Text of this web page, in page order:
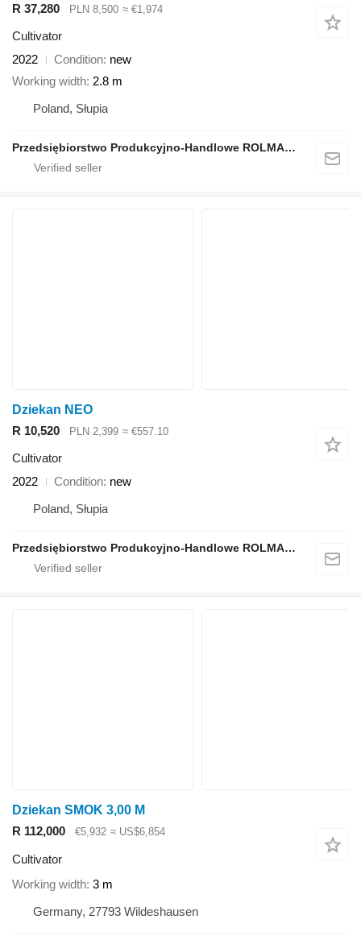
R 37,280
PLN 8,500 ≈ €1,974
Cultivator
2022
Condition new
Working width 2.8 m
Poland, Słupia
Przedsiębiorstwo Produkcyjno-Handlowe ROLMAPOL Marcin Dziekan
Dziekan NEO
R 10,520
PLN 2,399 ≈ €557.10
Cultivator
2022
Condition new
Poland, Słupia
Przedsiębiorstwo Produkcyjno-Handlowe ROLMAPOL Marcin Dziekan
Dziekan SMOK 3,00 M
R 112,000
€5,932 ≈ US$6,854
Cultivator
Working width 3 m
Germany, 27793 Wildeshausen